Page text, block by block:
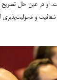
است. او در عین حال
شفافیت و